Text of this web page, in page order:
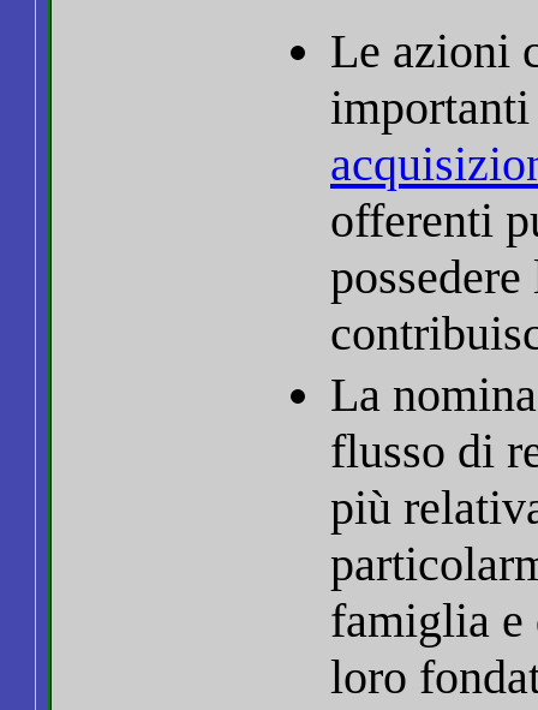
Le azioni
offerenti
La
flusso di
più
famiglia e
loro